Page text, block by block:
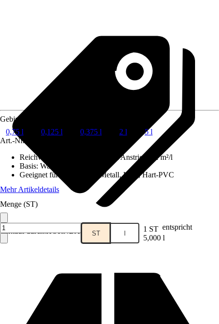
Verkauf durch:HORNBACH
Gebindegröße
0,75 l
0,125 l 0,375 l 2 l
5 l
Art.-Nr.
Reichweite (ca.) bei einmaligem Anstrich
12 m²/l
Basis: Wasserbasierend
Geeignet für Untergrund
Metall, Holz, Hart-PVC
Mehr Artikeldetails
Menge (ST)
ST l 1 ST entspricht
5,000 l